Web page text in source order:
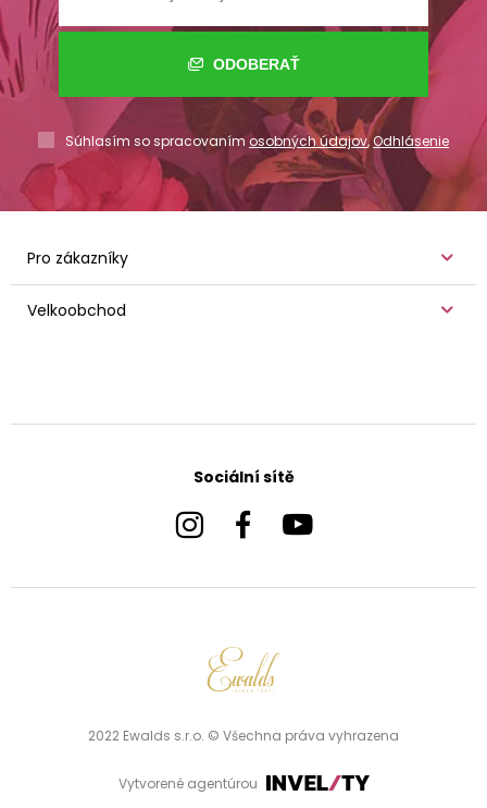
ODOBERAŤ
Súhlasím so spracovaním osobných údajov,Odhlásenie
Pro zákazníky
Velkoobchod
Sociální sítě
2022 Ewalds s.r.o. © Všechna práva vyhrazena
Vytvorené agentúrou